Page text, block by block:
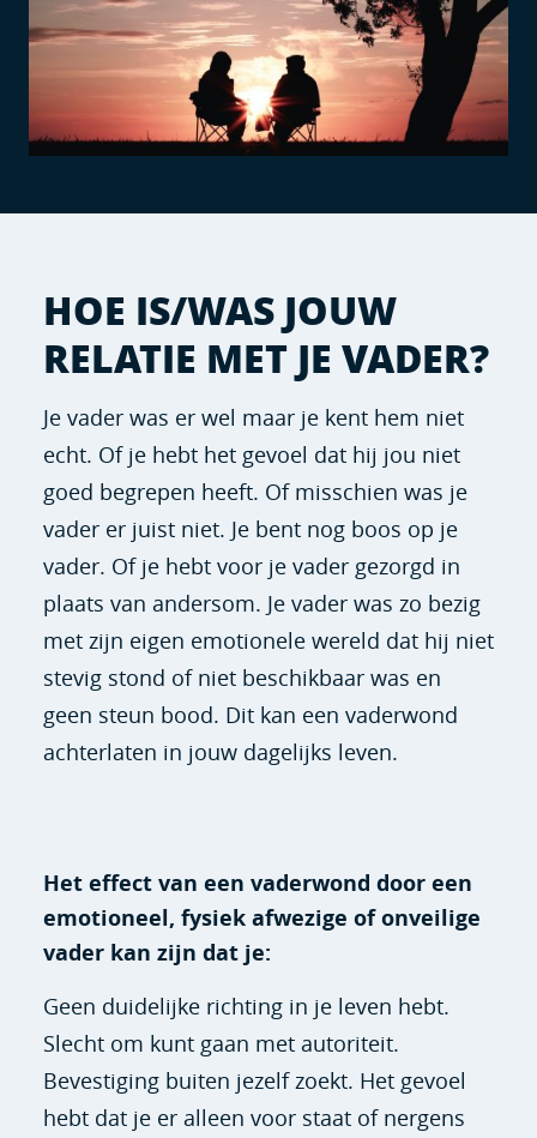
HOE IS/WAS JOUW
RELATIE MET JE VADER?
Je vader was er wel maar je kent hem niet
echt. Of je hebt het gevoel dat hij jou niet
goed begrepen heeft. Of misschien was je
vader er juist niet. Je bent nog boos op je
vader. Of je hebt voor je vader gezorgd in
plaats van andersom. Je vader was zo bezig
met zijn eigen emotionele wereld dat hij niet
stevig stond of niet beschikbaar was en
geen steun bood. Dit kan een vaderwond
achterlaten in jouw dagelijks leven.
Het effect van een vaderwond door een
emotioneel, fysiek afwezige of onveilige
vader kan zijn dat je:
Geen duidelijke richting in je leven hebt.
Slecht om kunt gaan met autoriteit.
Bevestiging buiten jezelf zoekt. Het gevoel
hebt dat je er alleen voor staat of nergens